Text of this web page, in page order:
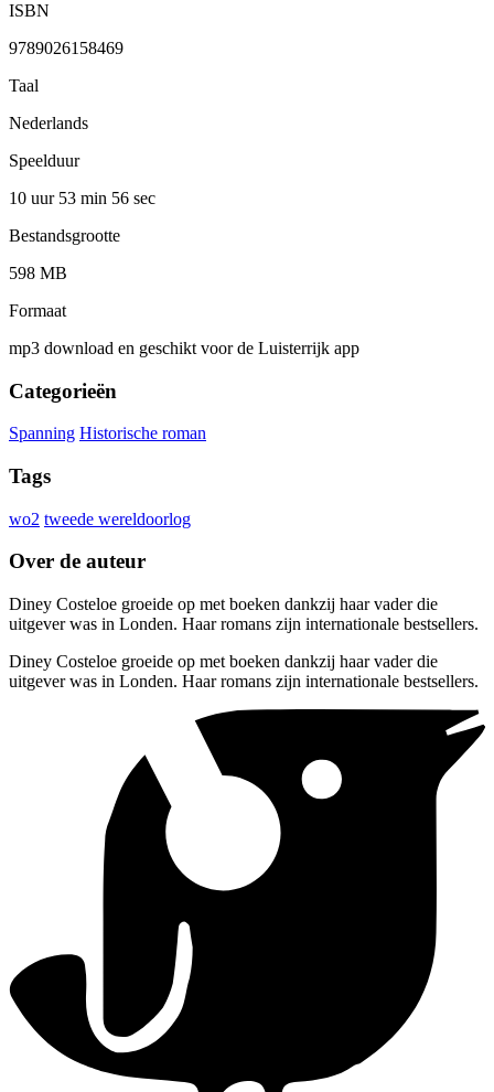
ISBN
9789026158469
Taal
Nederlands
Speelduur
10 uur 53 min 56 sec
Bestandsgrootte
598 MB
Formaat
mp3 download en geschikt voor de Luisterrijk app
Categorieën
Spanning Historische roman
Tags
wo2 tweede wereldoorlog
Over de auteur
Diney Costeloe groeide op met boeken dankzij haar vader die
uitgever was in Londen. Haar romans zijn internationale bestsellers.
Diney Costeloe groeide op met boeken dankzij haar vader die
uitgever was in Londen. Haar romans zijn internationale bestsellers.